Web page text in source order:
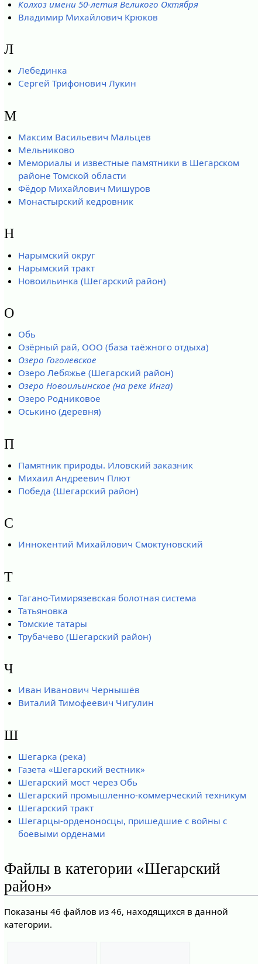
Колхоз имени 50-летия Великого Октября
Владимир Михайлович Крюков
Л
Лебединка
Сергей Трифонович Лукин
М
Максим Васильевич Мальцев
Мельниково
Мемориалы и известные памятники в Шегарском
районе Томской области
Фёдор Михайлович Мишуров
Монастырский кедровник
Н
Нарымский округ
Нарымский тракт
Новоильинка (Шегарский район)
О
Обь
Озёрный рай, ООО (база таёжного отдыха)
Озеро Гоголевское
Озеро Лебяжье (Шегарский район)
Озеро Новоильинское (на реке Инга)
Озеро Родниковое
Оськино (деревня)
П
Памятник природы. Иловский заказник
Михаил Андреевич Плют
Победа (Шегарский район)
С
Иннокентий Михайлович Смоктуновский
Т
Тагано-Тимирязевская болотная система
Татьяновка
Томские татары
Трубачево (Шегарский район)
Ч
Иван Иванович Чернышёв
Виталий Тимофеевич Чигулин
Ш
Шегарка (река)
Газета «Шегарский вестник»
Шегарский мост через Обь
Шегарский промышленно-коммерческий техникум
Шегарский тракт
Шегарцы-орденоносцы, пришедшие с войны с
боевыми орденами
Файлы в категории «Шегарский
район»
Показаны 46 файлов из 46, находящихся в данной
категории.